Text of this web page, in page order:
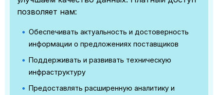
позволяет нам:
Обеспечивать актуальность и достоверность
информации о предложениях поставщиков
Поддерживать и развивать техническую
инфраструктуру
Предоставлять расширенную аналитику и